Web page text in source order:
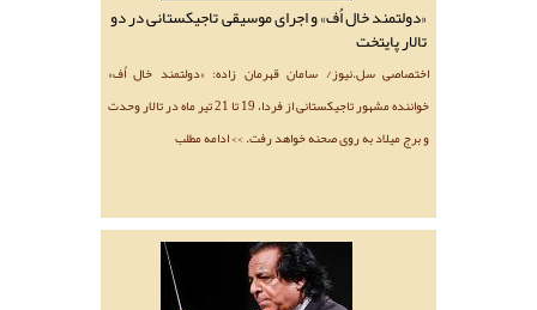
«دولتمند خال اُف» و اجرای موسیقی تاجیکستانی در دو
تالار پایتخت
اختصاصی سل.نیوز/ سامان قهرمان زاده: «دولتمند خال اُف»
خواننده مشهور تاجیکستانی از فردا، 19 تا 21 تیر ماه در تالار وحدت
و برج میلاد به روی صحنه خواهد رفت. >> ادامه مطلب